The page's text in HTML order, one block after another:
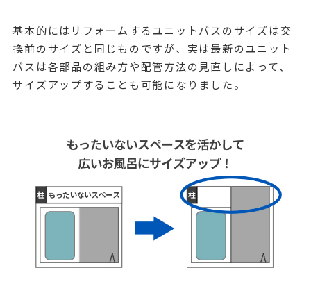
基本的にはリフォームするユニットバスのサイズは交
換前のサイズと同じものですが、実は最新のユニット
バスは各部品の組み方や配管方法の見直しによって、
サイズアップすることも可能になりました。